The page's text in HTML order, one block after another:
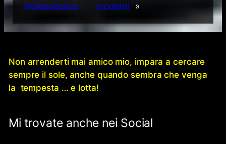
Indipendence
moderni
»
Non arrenderti mai amico mio, impara a cercare
sempre il sole, anche quando sembra che venga
la tempesta … e lotta!
Mi trovate anche nei Social